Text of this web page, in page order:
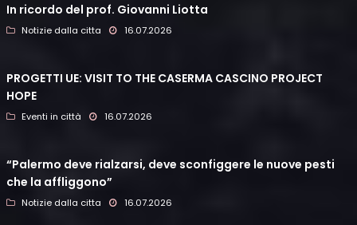
In ricordo del prof. Giovanni Liotta
Notizie dalla citta 16.07.2026
PROGETTI UE: VISIT TO THE CASERMA CASCINO PROJECT
HOPE
Eventi in città 16.07.2026
“Palermo deve rialzarsi, deve sconfiggere le nuove pesti
che la affliggono”
Notizie dalla citta 16.07.2026